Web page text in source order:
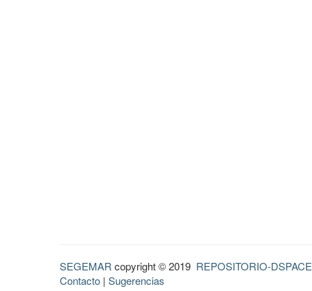
SEGEMAR copyright © 2019 REPOSITORIO-DSPACE
Contacto | Sugerencias